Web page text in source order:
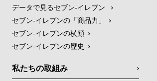
データで見るセブン‐イレブン
セブン‐イレブンの「商品力」
セブン-イレブンの横顔
セブン-イレブンの歴史
私たちの取組み